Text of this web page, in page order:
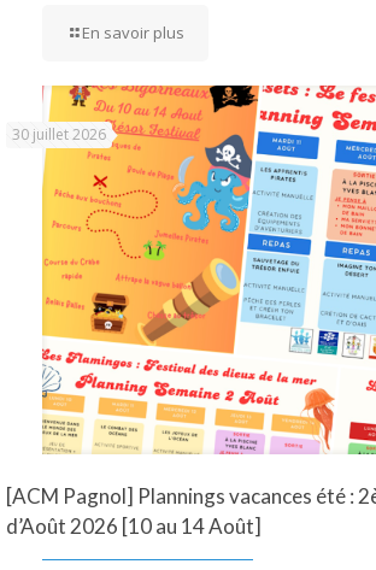
En savoir plus
30 juillet 2026
[ACM Pagnol] Plannings vacances été :
d’Août 2026 [10 au 14 Août]